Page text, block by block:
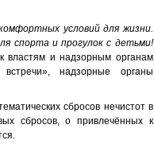
условий для жизни.
спорта и прогулок с детьми!
властям и надзорным органам
надзорные органы
сбросов нечистот в
сбросов, о привлечённых к